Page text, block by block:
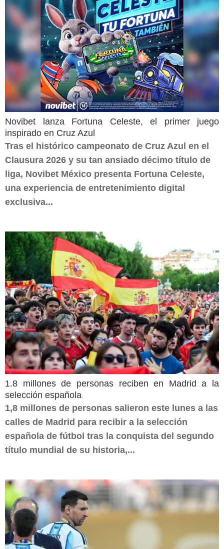
Novibet lanza Fortuna Celeste, el primer juego
inspirado en Cruz Azul
Tras el histórico campeonato de Cruz Azul en el
Clausura 2026 y su tan ansiado décimo título de
liga, Novibet México presenta Fortuna Celeste,
una experiencia de entretenimiento digital
exclusiva...
1.8 millones de personas reciben en Madrid a la
selección española
1,8 millones de personas salieron este lunes a las
calles de Madrid para recibir a la selección
española de fútbol tras la conquista del segundo
título mundial de su historia,...